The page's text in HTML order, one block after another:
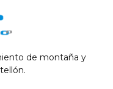
de montaña y